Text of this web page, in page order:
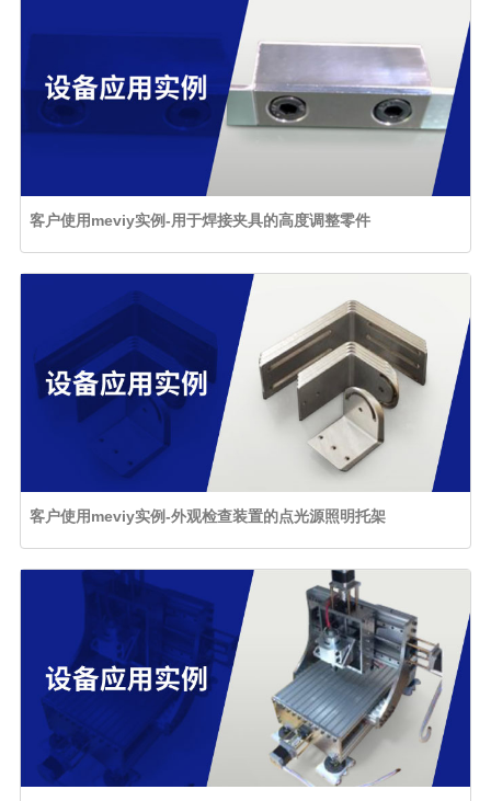
客户使用meviy实例-用于焊接夹具的高度调整零件
客户使用meviy实例-外观检查装置的点光源照明托架